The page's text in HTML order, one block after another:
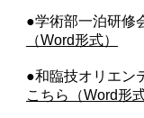
●学術部一泊研修
（Word形式）
●和臨技オリエン
こちら（Word形式